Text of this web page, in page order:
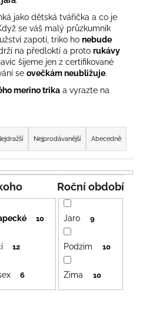
jako dětská tvářička a co je
se váš malý průzkumník
zapotí, triko ho nebude
na předloktí a proto rukávy
šijeme jen z certifikované
se ovečkám neubližuje.
merino trika a vyrazte na
Nejprodávanější Abecedně
10
12
6
Roční období
Jaro 9
Podzim 10
Zima 10